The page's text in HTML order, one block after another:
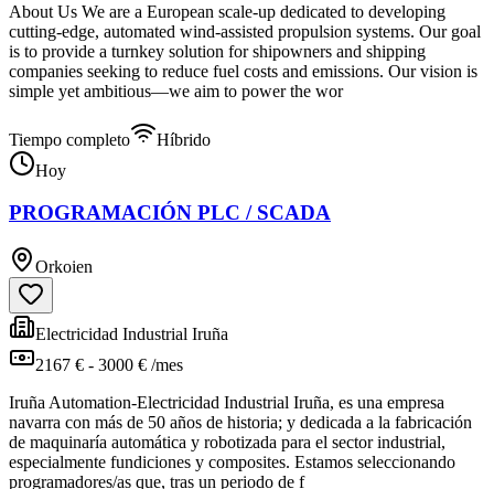
About Us We are a European scale-up dedicated to developing
cutting-edge, automated wind-assisted propulsion systems. Our goal
is to provide a turnkey solution for shipowners and shipping
companies seeking to reduce fuel costs and emissions. Our vision is
simple yet ambitious—we aim to power the wor
Tiempo completo
Híbrido
Hoy
PROGRAMACIÓN PLC / SCADA
Orkoien
Electricidad Industrial Iruña
2167 € - 3000 € /mes
Iruña Automation-Electricidad Industrial Iruña, es una empresa
navarra con más de 50 años de historia; y dedicada a la fabricación
de maquinaría automática y robotizada para el sector industrial,
especialmente fundiciones y composites. Estamos seleccionando
programadores/as que, tras un periodo de f